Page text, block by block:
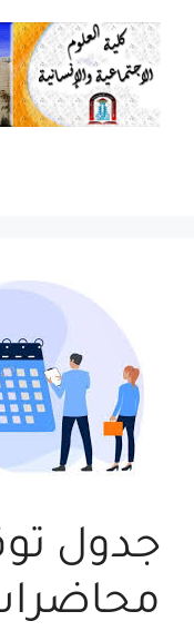
المحتوى
جدول